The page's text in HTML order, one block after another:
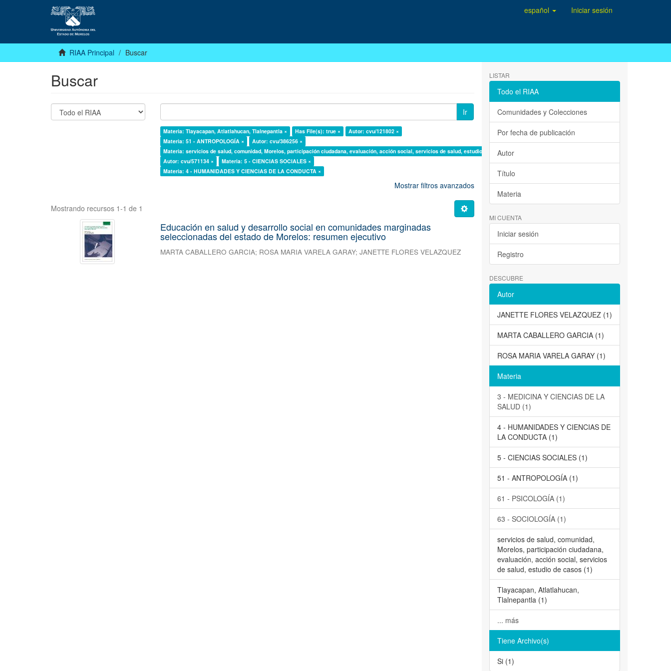
español Iniciar sesión
RIAA Principal Buscar
Buscar
Ir
Materia: Tlayacapan, Atlatlahucan, Tlalnepantla × Has File(s): true ×
Autor: cvu/121802 ×
Materia: 51 - ANTROPOLOGÍA ×
Autor: cvu/386256 ×
Materia: servicios de salud, comunidad, Morelos, participación ciudadana, evaluación, acción social, servicios de salud, estudio de casos ×
Autor: cvu/571134 ×
Materia: 5 - CIENCIAS SOCIALES ×
Materia: 4 - HUMANIDADES Y CIENCIAS DE LA CONDUCTA ×
Mostrar filtros avanzados
Mostrando recursos 1-1 de 1
Educación en salud y desarrollo social en comunidades marginadas
seleccionadas del estado de Morelos: resumen ejecutivo
MARTA CABALLERO GARCIA; ROSA MARIA VARELA GARAY;JANETTE FLORES VELAZQUEZ
LISTAR
Todo el RIAA
Comunidades y Colecciones
Por fecha de publicación
Autor
Título
Materia
MI CUENTA
Iniciar sesión
Registro
DESCUBRE
Autor
JANETTE FLORES VELAZQUEZ (1)
MARTA CABALLERO GARCIA (1)
ROSA MARIA VARELA GARAY (1)
Materia
3 - MEDICINA Y CIENCIAS DE LA
SALUD (1)
4 - HUMANIDADES Y CIENCIAS DE
LA CONDUCTA (1)
5 - CIENCIAS SOCIALES (1)
51 - ANTROPOLOGÍA (1)
61 - PSICOLOGÍA (1)
63 - SOCIOLOGÍA (1)
servicios de salud, comunidad,
Morelos, participación ciudadana,
evaluación, acción social, servicios
de salud, estudio de casos (1)
Tlayacapan, Atlatlahucan,
Tlalnepantla (1)
... más
Tiene Archivo(s)
Si (1)